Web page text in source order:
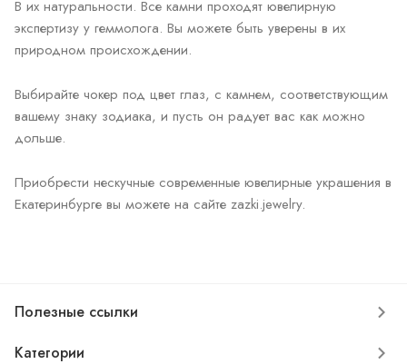
В их натуральности. Все камни проходят ювелирную
экспертизу у геммолога. Вы можете быть уверены в их
природном происхождении.
Выбирайте чокер под цвет глаз, с камнем, соответствующим
вашему знаку зодиака, и пусть он радует вас как можно
дольше.
Приобрести нескучные современные ювелирные украшения в
Екатеринбурге вы можете на сайте zazki.jewelry.
Полезные ссылки
Категории